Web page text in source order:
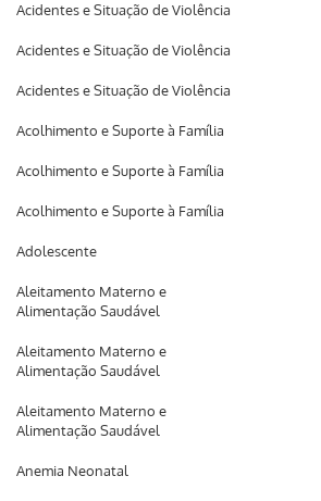
Acidentes e Situação de Violência
Acidentes e Situação de Violência
Acidentes e Situação de Violência
Acolhimento e Suporte à Família
Acolhimento e Suporte à Família
Acolhimento e Suporte à Família
Adolescente
Aleitamento Materno e
Alimentação Saudável
Aleitamento Materno e
Alimentação Saudável
Aleitamento Materno e
Alimentação Saudável
Anemia Neonatal